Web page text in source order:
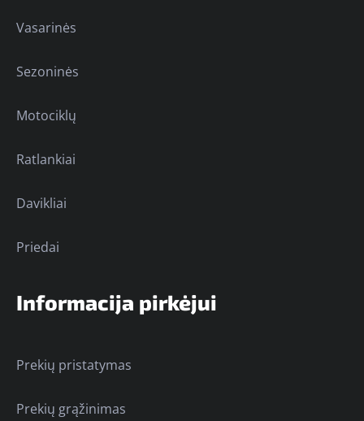
Vasarinės
Sezoninės
Motociklų
Ratlankiai
Davikliai
Priedai
Informacija pirkėjui
Prekių pristatymas
Prekių grąžinimas